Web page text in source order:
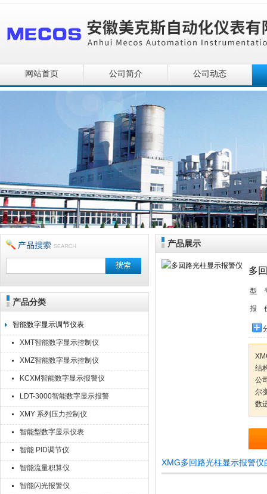
安徽美克斯自动化仪表有限公司
网站首页 公司简介 公司动态
产品分类
智能数字显示调节仪表
XMT智能数字显示控制仪
XMZ智能数字显示控制仪
KCXM智能数字显示报警仪
LDT-3000智能数字显示报警
仪
XMY 系列压力控制仪
智能型数字显示仪表
智能 PID调节仪
智能流量积算仪
智能闪光报警仪
产品展示
多
型
报
结
公
尔
数
XMG多回路光柱显示报警仪